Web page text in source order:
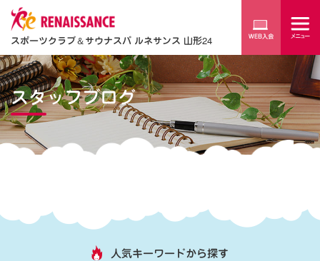
スポーツクラブ＆サウナスパ ルネサンス 山形24
スタッフブログ
人気キーワードから探す